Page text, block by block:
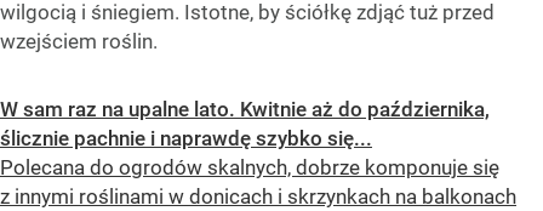
wilgocią i śniegiem. Istotne, by ściółkę zdjąć tuż przed
wzejściem roślin.
W sam raz na upalne lato. Kwitnie aż do października,
ślicznie pachnie i naprawdę szybko się...
Polecana do ogrodów skalnych, dobrze komponuje się
z innymi roślinami w donicach i skrzynkach na balkonach